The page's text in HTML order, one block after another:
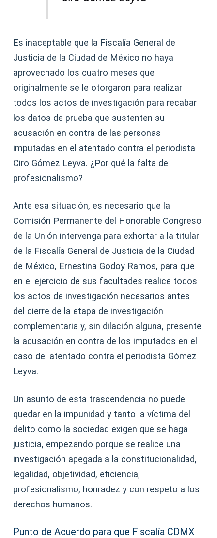
Es inaceptable que la Fiscalía General de
Justicia de la Ciudad de México no haya
aprovechado los cuatro meses que
originalmente se le otorgaron para realizar
todos los actos de investigación para recabar
los datos de prueba que sustenten su
acusación en contra de las personas
imputadas en el atentado contra el periodista
Ciro Gómez Leyva. ¿Por qué la falta de
profesionalismo?
Ante esa situación, es necesario que la
Comisión Permanente del Honorable Congreso
de la Unión intervenga para exhortar a la titular
de la Fiscalía General de Justicia de la Ciudad
de México, Ernestina Godoy Ramos, para que
en el ejercicio de sus facultades realice todos
los actos de investigación necesarios antes
del cierre de la etapa de investigación
complementaria y, sin dilación alguna, presente
la acusación en contra de los imputados en el
caso del atentado contra el periodista Gómez
Leyva.
Un asunto de esta trascendencia no puede
quedar en la impunidad y tanto la víctima del
delito como la sociedad exigen que se haga
justicia, empezando porque se realice una
investigación apegada a la constitucionalidad,
legalidad, objetividad, eficiencia,
profesionalismo, honradez y con respeto a los
derechos humanos.
Punto de Acuerdo para que Fiscalía CDMX